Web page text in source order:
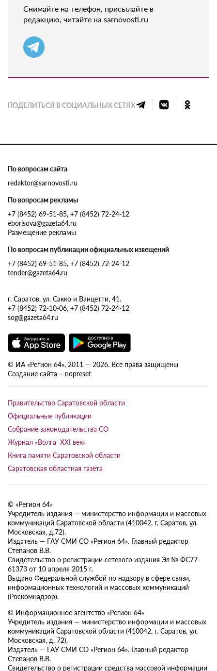
Снимайте на телефон, присылайте в
редакцию, читайте на sarnovosti.ru
ПОДЕЛИТЬСЯ В СОЦИАЛЬНЫХ СЕТЯХ
По вопросам сайта
redaktor@sarnovosti.ru
По вопросам рекламы
+7 (8452) 69-51-85, +7 (8452) 72-24-12
eborisova@gazeta64.ru
Размещение рекламы
По вопросам публикации официальных извещений
+7 (8452) 69-51-85, +7 (8452) 72-24-12
tender@gazeta64.ru
г. Саратов, ул. Сакко и Ванцетти, 41.
+7 (8452) 72-10-06, +7 (8452) 72-24-12
sog@gazeta64.ru
© ИА «Регион 64», 2011 — 2026. Все права защищены
Создание сайта – nopreset
Правительство Саратовской области
Официальные публикации
Собрание законодательства СО
Журнал «Волга XXI век»
Книга памяти Саратовской области
Саратовская областная газета
© «Регион 64»
Учредитель издания — министерство информации и массовых
коммуникаций Саратовской области (410042, г. Саратов, ул.
Московская, д.72).
Издатель — ГАУ СМИ СО «Регион 64». Главный редактор
Степанов В.В.
Свидетельство о регистрации сетевого издания Эл № ФС77-
61373 от 10 апреля 2015 г.
Выдано Федеральной службой по надзору в сфере связи,
информационных технологий и массовых коммуникаций
(Роскомнадзор).
© Информационное агентство «Регион 64»
Учредитель издания — министерство информации и массовых
коммуникаций Саратовской области (410042, г. Саратов, ул.
Московская, д. 72).
Издатель — ГАУ СМИ СО «Регион 64». Главный редактор
Степанов В.В.
Свидетельство о регистрации средства массовой информации